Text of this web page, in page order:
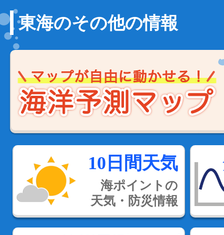
東海のその他の情報
10日間天気
海ポイントの
天気・防災情報